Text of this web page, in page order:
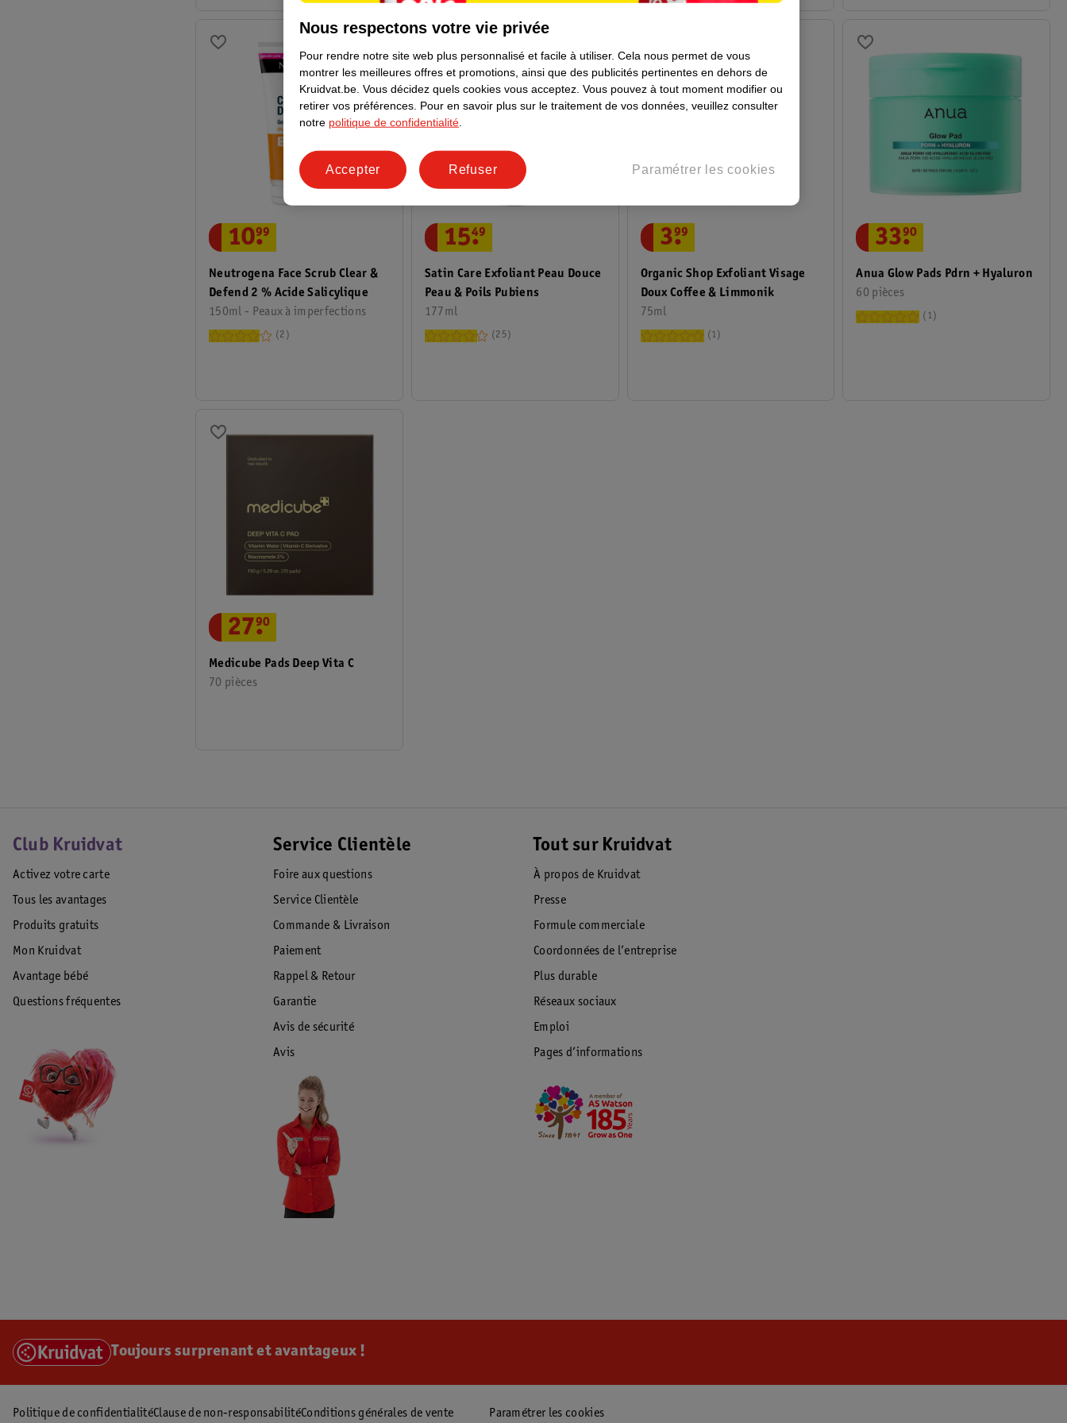
Neutrogena Face Scrub Clear &
Defend 2 % Acide Salicylique
150ml - Peaux à imperfections
10.
99
2
Satin Care Exfoliant Peau Douce
Peau & Poils Pubiens
177ml
15.
49
25
Organic Shop Exfoliant Visage
Doux Coffee & Limmonik
75ml
3.
99
1
Anua Glow Pads Pdrn + Hyaluron
60 pièces
33.
90
1
Medicube Pads Deep Vita C
70 pièces
27.
90
Club Kruidvat
Activez votre carte
Tous les avantages
Produits gratuits
Mon Kruidvat
Avantage bébé
Questions fréquentes
Service Clientèle
Foire aux questions
Service Clientèle
Commande & Livraison
Paiement
Rappel & Retour
Garantie
Avis de sécurité
Avis
Tout sur Kruidvat
À propos de Kruidvat
Presse
Formule commerciale
Coordonnées de l’entreprise
Plus durable
Réseaux sociaux
Emploi
Pages d’informations
Toujours surprenant et avantageux !
Politique de confidentialitéClause de non-responsabilitéConditions générales de vente Paramétrer les cookies
Nous respectons votre vie privée
Pour rendre notre site web plus personnalisé et facile à utiliser. Cela nous permet de vous
montrer les meilleures offres et promotions, ainsi que des publicités pertinentes en dehors de
Kruidvat.be. Vous décidez quels cookies vous acceptez. Vous pouvez à tout moment modifier ou
retirer vos préférences. Pour en savoir plus sur le traitement de vos données, veuillez consulter
notre politique de confidentialité
Paramétrer les cookies
Refuser
Accepter